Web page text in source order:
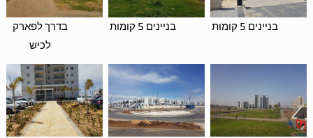
בדרך לפארק
לכיש
בניינים 5 קומות בניינים 5 קומות